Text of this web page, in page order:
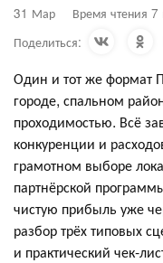
31 Мар Время чтения
Поделиться:
Один и тот же формат
городе, спальном
проходимостью. Всё
конкуренции и
грамотном выборе
партнёрской
чистую прибыль уже
разбор трёх типовых
и практический чек-